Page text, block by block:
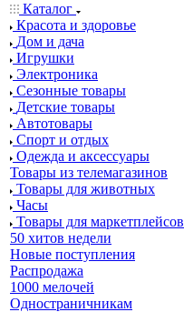
Каталог
Красота и здоровье
Дом и дача
Игрушки
Электроника
Сезонные товары
Детские товары
Автотовары
Спорт и отдых
Одежда и аксессуары
Товары из телемагазинов
Товары для животных
Часы
Товары для маркетплейсов
50 хитов недели
Новые поступления
Распродажа
1000 мелочей
Одностраничникам